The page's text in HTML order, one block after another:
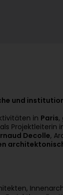
und
in Paris,
Decolle,